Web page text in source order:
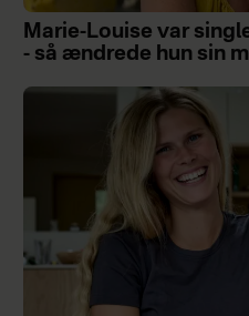
Marie-Louise var
- så ændrede hun sin